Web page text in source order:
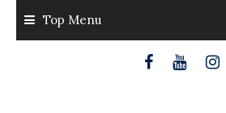
content
Top Menu